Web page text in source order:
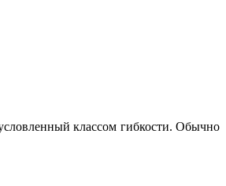
классом гибкости. Обычно